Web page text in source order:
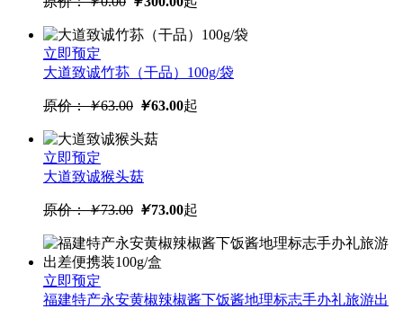
立即购买
福建沙县特产黄椒酱辣椒酱永
500g
原价：￥30.90
立即预定
大道致诚竹荪（干品）100g/袋
原价：￥63.00 ￥63.00起
立即预定
大道致诚猴头菇
原价：￥73.00 ￥73.00起
立即预定
福建特产永安黄椒辣椒酱下饭酱地理标志手办礼旅游出